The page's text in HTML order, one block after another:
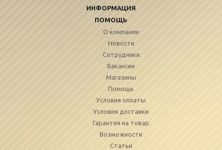
ИНФОРМАЦИЯ
ПОМОЩЬ
О компании
Новости
Сотрудники
Вакансии
Магазины
Помощь
Условия оплаты
Условия доставки
Гарантия на товар
Возможности
Статьи